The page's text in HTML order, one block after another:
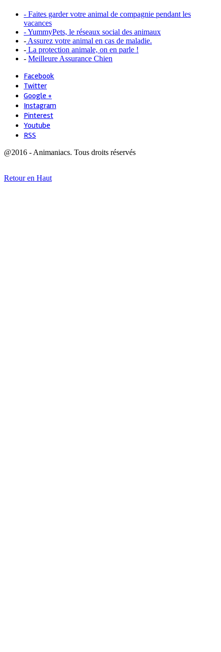
- Faites garder votre animal de compagnie pendant les
vacances
- YummyPets, le réseaux social des animaux
- Assurez votre animal en cas de maladie.
- La protection animale, on en parle !
- Meilleure Assurance Chien
Facebook
Twitter
Google +
Instagram
Pinterest
Youtube
RSS
@2016 - Animaniacs. Tous droits réservés
Retour en Haut